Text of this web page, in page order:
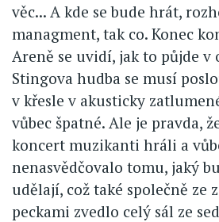
věc... A kde se bude hrát,
managment, tak co. Konec
Areně se uvidí, jak to půjde v
Stingova hudba se musí
v křesle v akusticky
vůbec špatné. Ale je pravda,
koncert muzikanti hráli a
nenasvědčovalo tomu, jaký
udělají, což také společně ze
peckami zvedlo celý sál ze